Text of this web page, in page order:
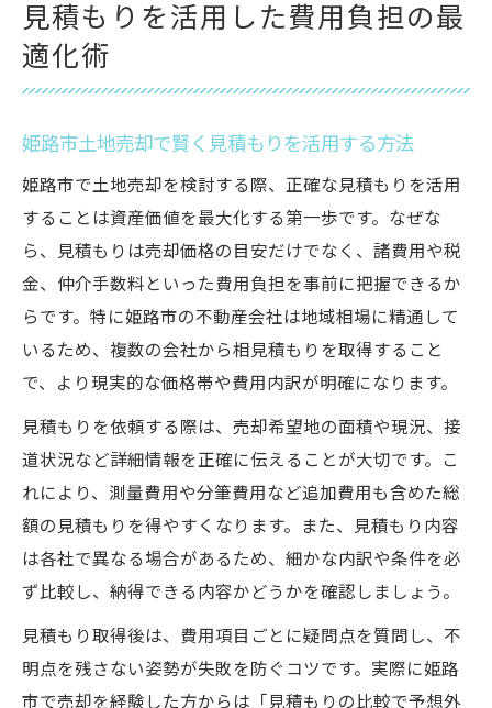
見積もりを活用した費用負担の最
適化術
姫路市土地売却で賢く見積もりを活用する方法
姫路市で土地売却を検討する際、正確な見積もりを活用
することは資産価値を最大化する第一歩です。なぜな
ら、見積もりは売却価格の目安だけでなく、諸費用や税
金、仲介手数料といった費用負担を事前に把握できるか
らです。特に姫路市の不動産会社は地域相場に精通して
いるため、複数の会社から相見積もりを取得すること
で、より現実的な価格帯や費用内訳が明確になります。
見積もりを依頼する際は、売却希望地の面積や現況、接
道状況など詳細情報を正確に伝えることが大切です。こ
れにより、測量費用や分筆費用など追加費用も含めた総
額の見積もりを得やすくなります。また、見積もり内容
は各社で異なる場合があるため、細かな内訳や条件を必
ず比較し、納得できる内容かどうかを確認しましょう。
見積もり取得後は、費用項目ごとに疑問点を質問し、不
明点を残さない姿勢が失敗を防ぐコツです。実際に姫路
市で売却を経験した方からは「見積もりの比較で予想外